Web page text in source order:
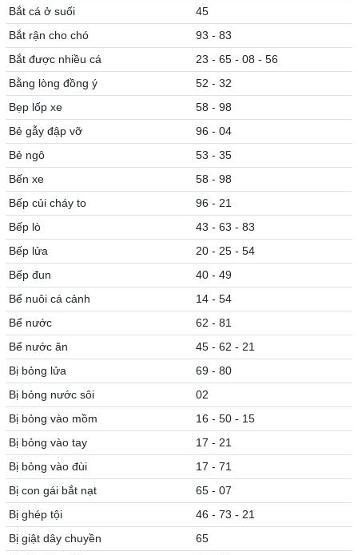
Bắt cá ở suối
45
Bắt rận cho chó
93 - 83
Bắt được nhiều cá
23 - 65 - 08 - 56
Bằng lòng đồng ý
52 - 32
Bẹp lốp xe
58 - 98
Bẻ gẫy đập vỡ
96 - 04
Bẻ ngô
53 - 35
Bến xe
58 - 98
Bếp củi cháy to
96 - 21
Bếp lò
43 - 63 - 83
Bếp lửa
20 - 25 - 54
Bếp đun
40 - 49
Bể nuôi cá cảnh
14 - 54
Bể nước
62 - 81
Bể nước ăn
45 - 62 - 21
Bị bỏng lửa
69 - 80
Bị bỏng nước sôi
02
Bị bỏng vào mồm
16 - 50 - 15
Bị bỏng vào tay
17 - 21
Bị bỏng vào đùi
17 - 71
Bị con gái bắt nạt
65 - 07
Bị ghép tội
46 - 73 - 21
Bị giật dây chuyền
65